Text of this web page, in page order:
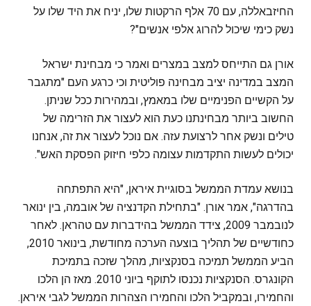
החיזבאללה, עם 70 אלף הרקטות שלו, יניח את היד שלו על
נשק כימי שיכול להרוג אלפי אנשים"?
אורן גם התייחס למצב במצרים ואמר כי מבחינת ישראל
המצב במדינה יציב מבחינה פוליטית וכי כרגע העם "מתגבר
על הקשיים הפנימיים שלו במאמץ, ובמהירות ככל שניתן.
החשוב ביותר מבחינתנו כעת הוא לעצור את הזרימה של
טילים ונשק אחר לרצועת עזה. אם נוכל לעצור את זה, אנחנו
יכולים לעשות התקדמות עצומה כלפי חיזוק הפסקת האש".
בנושא עמדת הממשל בסוגיית איראן, "היא התפתחה
בהדרגה", אמר אורן. "בתחילת הקדנציה של אובמה, בין ינואר
לנובמבר 2009, צידד הממשל בהידברות עם טהראן. לאחר
כחודשיים של תהליך בוצעה הערכה מחודשת, בינואר 2010,
הביע הממשל תמיכה בסנקציות, מהלך שזכה בתמיכת
הקונגרס. הסנקציות נכנסו לתוקף ביוני 2010. מאז הן הלכו
והחמירו, ובמקביל הלכו והחמירו הצהרות הממשל לגבי איראן.